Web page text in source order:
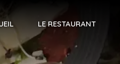
LE RESTAURANT